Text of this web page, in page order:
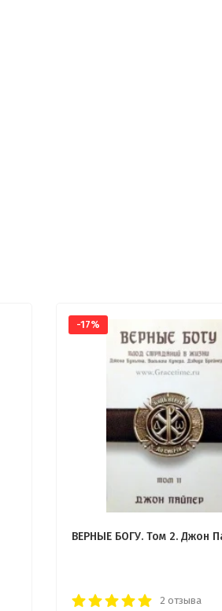
-17%
ВЕРНЫЕ БОГУ. Том 2. Джон
2 отзыва